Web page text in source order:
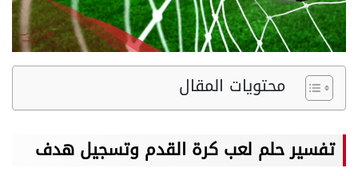
محتويات المقال
تفسير حلم لعب كرة القدم وتسجيل هدف